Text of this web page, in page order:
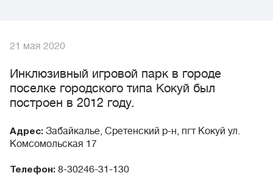
21 мая 2020
Инклюзивный игровой парк в городе
поселке городского типа Кокуй был
построен в 2012 году.
Адрес: Забайкалье, Сретенский р-н, пгт Кокуй ул.
Комсомольская 17
Телефон: 8-30246-31-130